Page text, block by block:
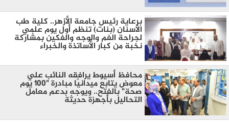
برعاية رئيس جامعة الأزهر.. كلية طب
الأسنان (بنات) تنظم أول يوم علمي
لجراحة الفم والوجه والفكين بمشاركة
نخبة من كبار الأساتذة والخبراء
محافظ أسيوط يرافقه النائب علي
معوض يتابع ميدانيًا مبادرة "100 يوم
صحة" بالفتح.. ويوجه بدعم معامل
التحاليل بأجهزة حديثة